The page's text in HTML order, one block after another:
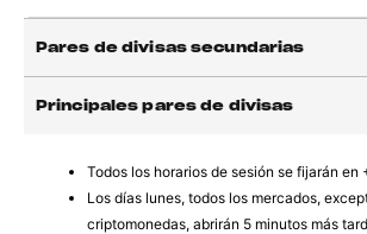
Pares de divisas secundarias
Principales pares de divisas
Todos los horarios de sesión se fijarán en
Los días lunes, todos los mercados,
criptomonedas, abrirán 5 minutos más